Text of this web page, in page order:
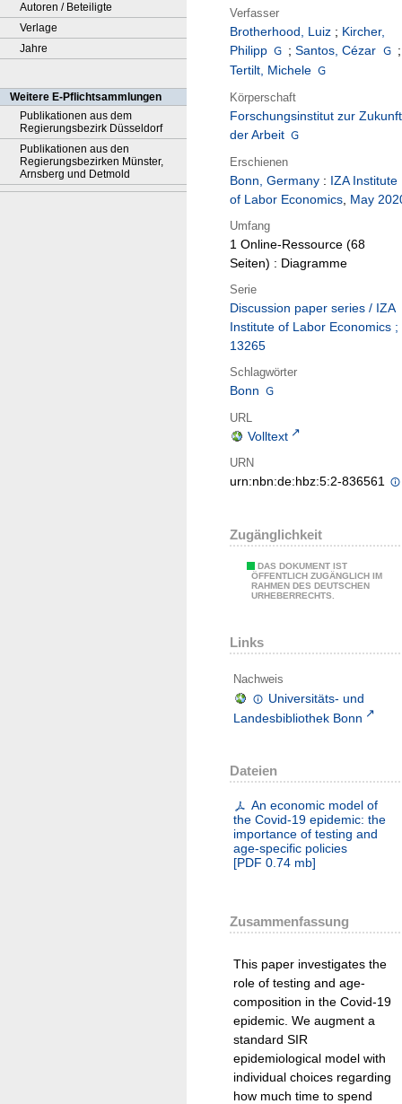
Autoren / Beteiligte
Verlage
Jahre
Weitere E-Pflichtsammlungen
Publikationen aus dem
Regierungsbezirk Düsseldorf
Publikationen aus den
Regierungsbezirken Münster,
Arnsberg und Detmold
Verfasser
Brotherhood, Luiz ; Kircher,
Philipp
; Santos, Cézar
;
Tertilt, Michele
Körperschaft
Forschungsinstitut zur Zukunft
der Arbeit
Erschienen
Bonn, Germany : IZA Institute
of Labor Economics, May
Umfang
1 Online-Ressource (68
Seiten) : Diagramme
Serie
Discussion paper series / IZA
Institute of Labor Economics ;
13265
Schlagwörter
Bonn
URL
Volltext
URN
urn:nbn:de:hbz:5:2-836561
Zugänglichkeit
DAS DOKUMENT IST
ÖFFENTLICH ZUGÄNGLICH IM
RAHMEN DES DEUTSCHEN
URHEBERRECHTS.
Links
Nachweis
Universitäts- und
Landesbibliothek Bonn
Dateien
An economic model of
the Covid-19 epidemic: the
importance of testing and
age-specific policies
[PDF 0.74 mb]
Zusammenfassung
This paper investigates the
role of testing and age-
composition in the Covid-19
epidemic. We augment a
standard SIR
epidemiological model with
individual choices regarding
how much time to spend